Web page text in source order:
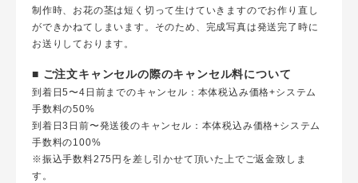
制作時、お花の茎は短く切って生けていきますのでお作り直し
ができかねてしまいます。そのため、完成写真は発送完了時に
お送りしております。
■ ご注文キャンセルの際のキャンセル料について
到着日5〜4日前までのキャンセル：本体税込み価格+システム
手数料の50%
到着日3日前〜発送後のキャンセル：本体税込み価格+システム
手数料の100%
※振込手数料275円を差し引かせて頂いた上でご返金致しま
す。